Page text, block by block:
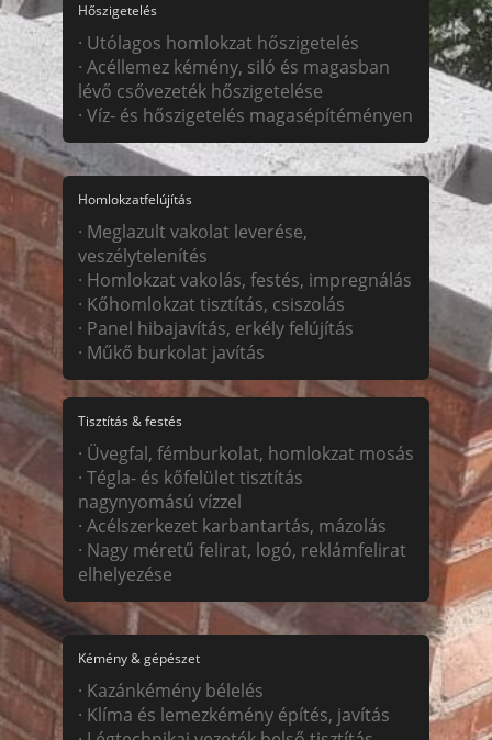
Hőszigetelés
· Utólagos homlokzat hőszigetelés
· Acéllemez kémény, siló és magasban
lévő csővezeték hőszigetelése
· Víz- és hőszigetelés magasépítéményen
Homlokzatfelújítás
· Meglazult vakolat leverése,
veszélytelenítés
· Homlokzat vakolás, festés, impregnálás
· Kőhomlokzat tisztítás, csiszolás
· Panel hibajavítás, erkély felújítás
· Műkő burkolat javítás
Tisztítás & festés
· Üvegfal, fémburkolat, homlokzat mosás
· Tégla- és kőfelület tisztítás
nagynyomású vízzel
· Acélszerkezet karbantartás, mázolás
· Nagy méretű felirat, logó, reklámfelirat
elhelyezése
Kémény & gépészet
· Kazánkémény bélelés
· Klíma és lemezkémény építés, javítás